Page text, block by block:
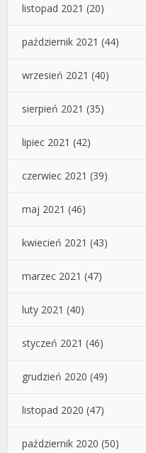
listopad 2021 (20)
październik 2021 (44)
wrzesień 2021 (40)
sierpień 2021 (35)
lipiec 2021 (42)
czerwiec 2021 (39)
maj 2021 (46)
kwiecień 2021 (43)
marzec 2021 (47)
luty 2021 (40)
styczeń 2021 (46)
grudzień 2020 (49)
listopad 2020 (47)
październik 2020 (50)